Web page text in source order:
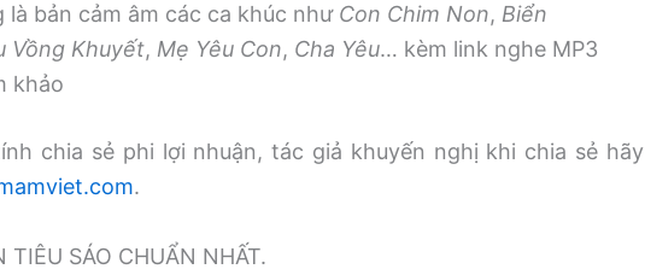
là bản cảm âm các ca khúc như Con Chim Non, Biển
Vồng Khuyết, Mẹ Yêu Con, Cha Yêu… kèm link nghe MP3
khảo
chia sẻ phi lợi nhuận, tác giả khuyến nghị khi chia sẻ hãy
.
SÁO CHUẨN NHẤT.